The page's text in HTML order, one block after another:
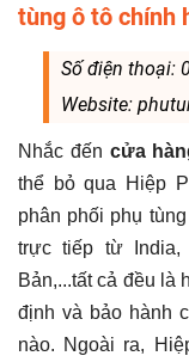
tùng ô tô chính
Số điện thoại:
Website:
Nhắc đến cửa
thể bỏ qua Hiệp
phân phối phụ
trực tiếp từ India,
Bản,...tất cả đều là
định và bảo hành
nào. Ngoài ra,